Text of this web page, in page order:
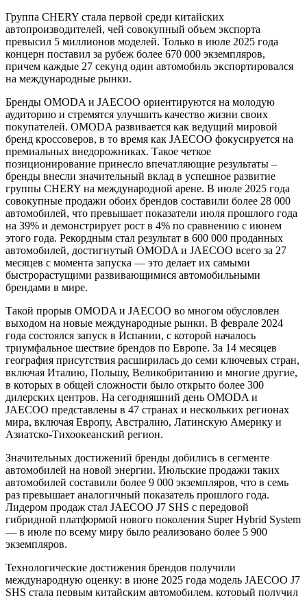
Группа CHERY стала первой среди китайских
автопроизводителей, чей совокупный объем экспорта
превысил 5 миллионов моделей. Только в июле 2025 года
концерн поставил за рубеж более 670 000 экземпляров,
причем каждые 27 секунд один автомобиль экспортировался
на международные рынки.
Бренды OMODA и JAECOO ориентируются на молодую
аудиторию и стремятся улучшить качество жизни своих
покупателей. OMODA развивается как ведущий мировой
бренд кроссоверов, в то время как JAECOO фокусируется на
премиальных внедорожниках. Такое четкое
позиционирование принесло впечатляющие результаты –
бренды внесли значительный вклад в успешное развитие
группы CHERY на международной арене. В июле 2025 года
совокупные продажи обоих брендов составили более 28 000
автомобилей, что превышает показатели июля прошлого года
на 39% и демонстрирует рост в 4% по сравнению с июнем
этого года. Рекордным стал результат в 600 000 проданных
автомобилей, достигнутый OMODA и JAECOO всего за 27
месяцев с момента запуска — это делает их самыми
быстрорастущими развивающимися автомобильными
брендами в мире.
Такой прорыв OMODA и JAECOO во многом обусловлен
выходом на новые международные рынки. В феврале 2024
года состоялся запуск в Испании, с которой началось
триумфальное шествие брендов по Европе. За 14 месяцев
география присутствия расширилась до семи ключевых стран,
включая Италию, Польшу, Великобританию и многие другие,
в которых в общей сложности было открыто более 300
дилерских центров. На сегодняшний день OMODA и
JAECOO представлены в 47 странах и нескольких регионах
мира, включая Европу, Австралию, Латинскую Америку и
Азиатско-Тихоокеанский регион.
Значительных достижений бренды добились в сегменте
автомобилей на новой энергии. Июльские продажи таких
автомобилей составили более 9 000 экземпляров, что в семь
раз превышает аналогичный показатель прошлого года.
Лидером продаж стал JAECOO J7 SHS с передовой
гибридной платформой нового поколения Super Hybrid System
— в июле по всему миру было реализовано более 5 900
экземпляров.
Технологические достижения брендов получили
международную оценку: в июне 2025 года модель JAECOO J7
SHS стала первым китайским автомобилем, который получил